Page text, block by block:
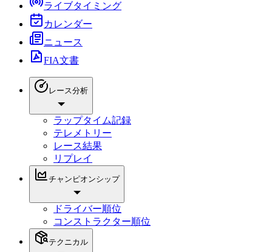
ライブタイミング
カレンダー
ニュース
FIA文書
レース分析
ラップタイム記録
テレメトリー
レース結果
リプレイ
チャンピオンシップ
ドライバー順位
コンストラクター順位
テクニカル